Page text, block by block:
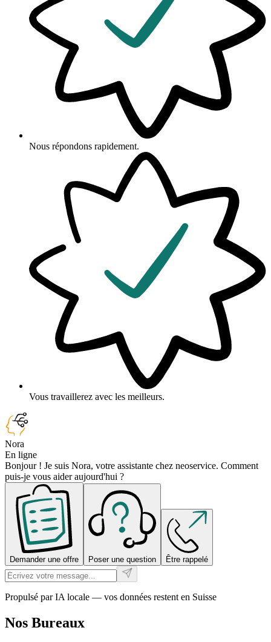
Nous répondons rapidement.
Vous travaillerez avec les meilleurs.
Nora
En ligne
Bonjour ! Je suis Nora, votre assistante chez neoservice. Comment
puis-je vous aider aujourd'hui ?
Demander une offre Poser une question Être rappelé
Propulsé par IA locale — vos données restent en Suisse
Nos Bureaux